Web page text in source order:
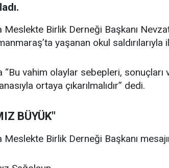
Meslekte Birlik Derneği Başkanı
yaşanan okul saldırılarıyla
“Bu vahim olaylar sebepleri, sonuçları
ortaya çıkarılmalıdır” dedi.
BÜYÜK"
Meslekte Birlik Derneği Başkanı